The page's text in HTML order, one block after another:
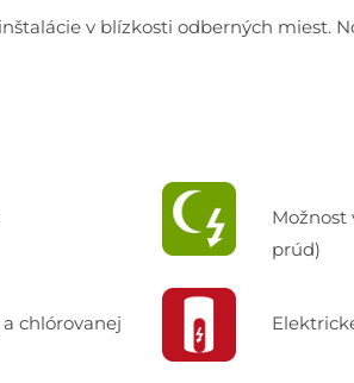
v blízkosti odberných miest.
prúd)
chlórovanej